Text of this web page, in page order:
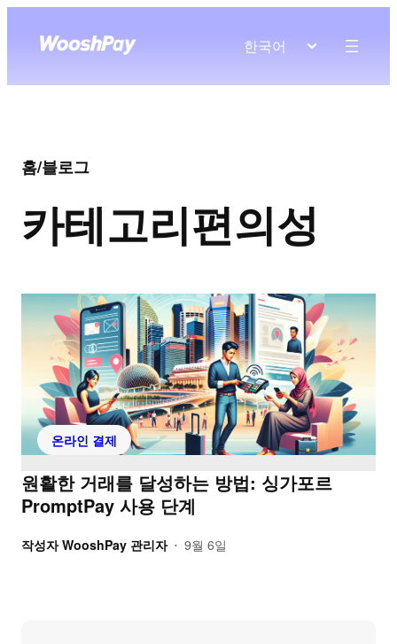
한국어
홈/블로그
카테고리편의성
온라인 결제
원활한 거래를 달성하는 방법: 싱가포르
PromptPay 사용 단계
작성자 WooshPay 관리자 • 9월 6일